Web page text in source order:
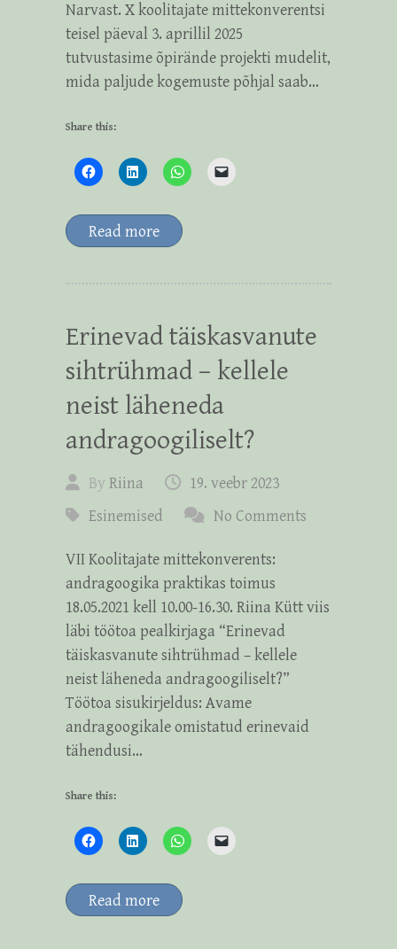
Narvast. X koolitajate mittekonverentsi
teisel päeval 3. aprillil 2025
tutvustasime õpirände projekti mudelit,
mida paljude kogemuste põhjal saab…
Share this:
Read more
Erinevad täiskasvanute
sihtrühmad – kellele
neist läheneda
andragoogiliselt?
By Riina
19. veebr 2023
Esinemised
No Comments
VII Koolitajate mittekonverents:
andragoogika praktikas toimus
18.05.2021 kell 10.00-16.30. Riina Kütt viis
läbi töötoa pealkirjaga “Erinevad
täiskasvanute sihtrühmad – kellele
neist läheneda andragoogiliselt?”
Töötoa sisukirjeldus: Avame
andragoogikale omistatud erinevaid
tähendusi…
Share this:
Read more